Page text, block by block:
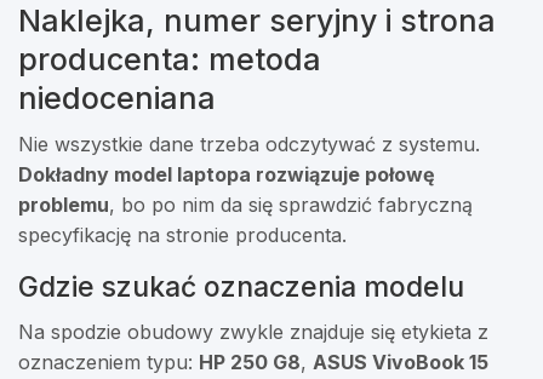
Naklejka, numer seryjny i strona
producenta: metoda
niedoceniana
Nie wszystkie dane trzeba odczytywać z systemu.
Dokładny model laptopa rozwiązuje połowę
problemu, bo po nim da się sprawdzić fabryczną
specyfikację na stronie producenta.
Gdzie szukać oznaczenia modelu
Na spodzie obudowy zwykle znajduje się etykieta z
oznaczeniem typu: HP 250 G8, ASUS VivoBook 15